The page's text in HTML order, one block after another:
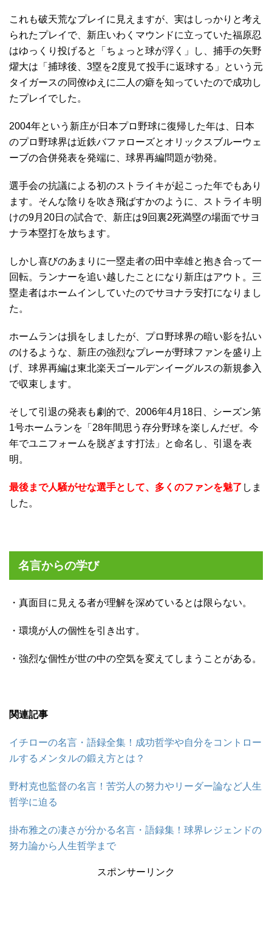
これも破天荒なプレイに見えますが、実はしっかりと考え
られたプレイで、新庄いわくマウンドに立っていた福原忍
はゆっくり投げると「ちょっと球が浮く」し、捕手の矢野
燿大は「捕球後、3塁を2度見て投手に返球する」という元
タイガースの同僚ゆえに二人の癖を知っていたので成功し
たプレイでした。
2004年という新庄が日本プロ野球に復帰した年は、日本
のプロ野球界は近鉄バファローズとオリックスブルーウェ
ーブの合併発表を発端に、球界再編問題が勃発。
選手会の抗議による初のストライキが起こった年でもあり
ます。そんな陰りを吹き飛ばすかのように、ストライキ明
けの9月20日の試合で、新庄は9回裏2死満塁の場面でサヨ
ナラ本塁打を放ちます。
しかし喜びのあまりに一塁走者の田中幸雄と抱き合って一
回転。ランナーを追い越したことになり新庄はアウト。三
塁走者はホームインしていたのでサヨナラ安打になりまし
た。
ホームランは損をしましたが、プロ野球界の暗い影を払い
のけるような、新庄の強烈なプレーが野球ファンを盛り上
げ、球界再編は東北楽天ゴールデンイーグルスの新規参入
で収束します。
そして引退の発表も劇的で、2006年4月18日、シーズン第
1号ホームランを「28年間思う存分野球を楽しんだぜ。今
年でユニフォームを脱ぎます打法」と命名し、引退を表
明。
最後まで人騒がせな選手として、多くのファンを魅了 しま
した。
名言からの学び
・真面目に見える者が理解を深めているとは限らない。
・環境が人の個性を引き出す。
・強烈な個性が世の中の空気を変えてしまうことがある。
関連記事
イチローの名言・語録全集！成功哲学や自分をコントロー
ルするメンタルの鍛え方とは？
野村克也監督の名言！苦労人の努力やリーダー論など人生
哲学に迫る
掛布雅之の凄さが分かる名言・語録集！球界レジェンドの
努力論から人生哲学まで
スポンサーリンク